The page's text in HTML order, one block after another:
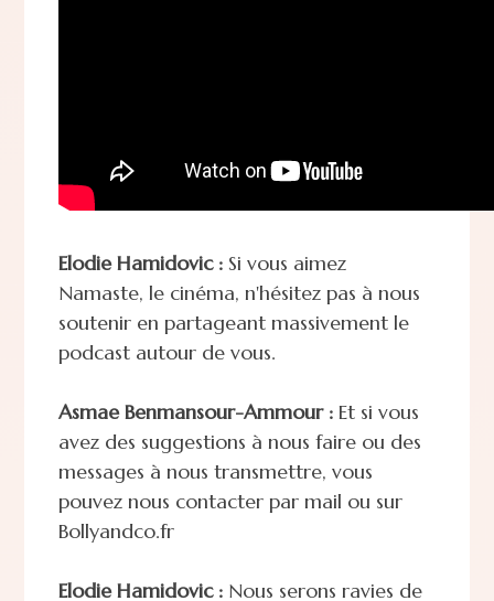
Elodie Hamidovic :Si vous aimez
Namaste, le cinéma, n'hésitez pas à nous
soutenir en partageant massivement le
podcast autour de vous.
Asmae Benmansour-Ammour :Et si vous
avez des suggestions à nous faire ou des
messages à nous transmettre, vous
pouvez nous contacter par mail ou sur
Bollyandco.fr
Elodie Hamidovic :Nous serons ravies de